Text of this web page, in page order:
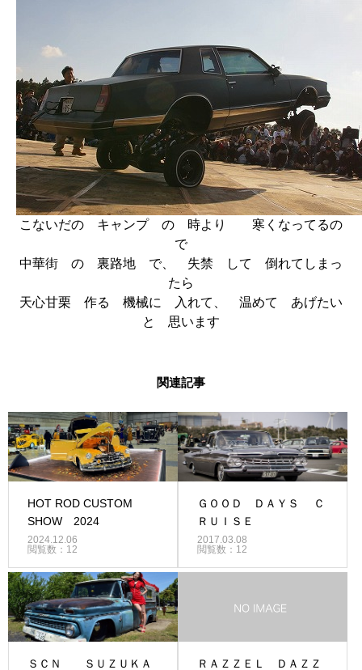
こないだの キャンプ の 時より 寒くなってるの
で
中華街 の 裏路地 で、 失禁 して 倒れてしまっ
たら
天心甘栗 作る 機械に 入れて、 温めて あげたい
と 思います
関連記事
HOT ROD CUSTOM
SHOW 2024
2024.12.06
閲覧数：12
ＧＯＯＤ ＤＡＹＳ Ｃ
ＲＵＩＳＥ
2017.03.08
閲覧数：12
ＳＣＮ ＳＵＺＵＫＡ ＲＡＺＺＥＬ ＤＡＺＺ